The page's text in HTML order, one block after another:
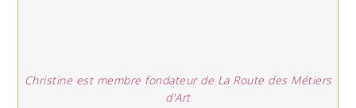
Christine est membre fondateur de La Route des Métiers
d'Art